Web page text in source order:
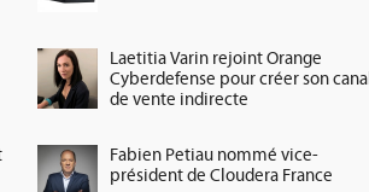
Laetitia Varin rejoint Orange
Cyberdefense pour créer son canal
de vente indirecte
Fabien Petiau nommé vice-
président de Cloudera France